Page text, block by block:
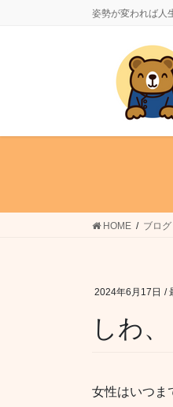
動
に
姿勢が変われば人
HOME ブログ
2024年6月17日 /
しわ
女性はいつま